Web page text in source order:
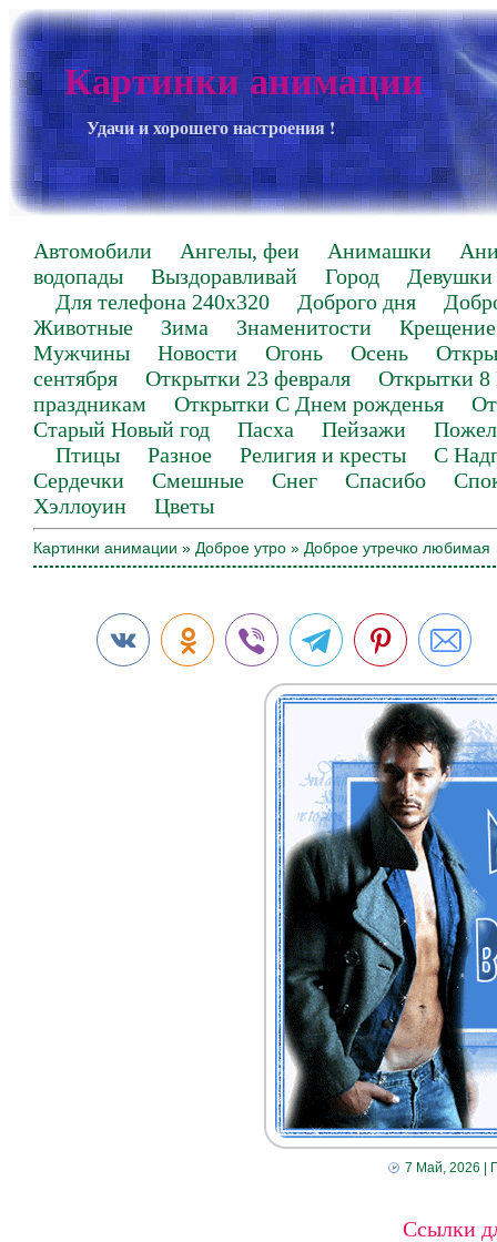
Картинки анимации
Удачи и хорошего настроения !
Автомобили Ангелы, феи Анимашки
водопады
Выздоравливай Город
Девушки
Для телефона 240х320
Доброго дня
Животные
Зима Знаменитости
Крещение
Мужчины
Новости Огонь Осень
сентября
Открытки 23 февраля
Открытки 8
праздникам
Открытки С Днем рожденья
Старый Новый год
Пасха Пейзажи
Птицы
Разное Религия и кресты
С
Сердечки
Смешные Снег Спасибо
Хэллоуин
Цветы
Картинки анимации » Доброе утро » Доброе утречко любимая
7 Май, 2026 |
Ссылки